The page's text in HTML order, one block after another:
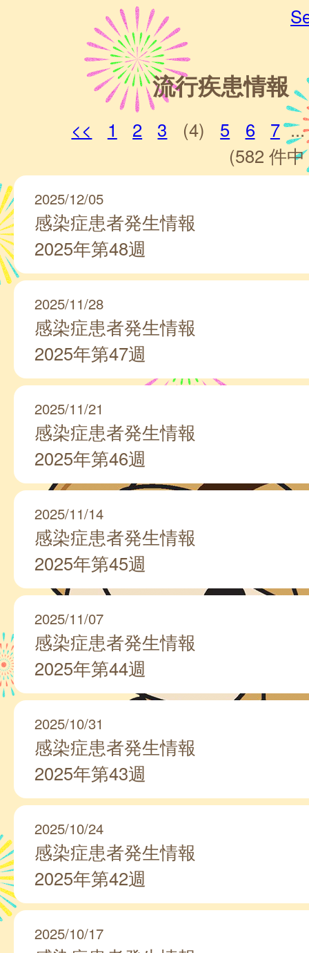
流行疾患情報
<< 1 2 3 (4) 5 6 7 ...
(582 件
2025/12/05
感染症患者発生情報
2025年第48週
2025/11/28
感染症患者発生情報
2025年第47週
2025/11/21
感染症患者発生情報
2025年第46週
2025/11/14
感染症患者発生情報
2025年第45週
2025/11/07
感染症患者発生情報
2025年第44週
2025/10/31
感染症患者発生情報
2025年第43週
2025/10/24
感染症患者発生情報
2025年第42週
2025/10/17